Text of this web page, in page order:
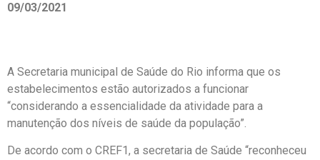
09/03/2021
A Secretaria municipal de Saúde do Rio informa que os
estabelecimentos estão autorizados a funcionar
“considerando a essencialidade da atividade para a
manutenção dos níveis de saúde da população”.
De acordo com o CREF1, a secretaria de Saúde “reconheceu